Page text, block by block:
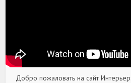
Добро пожаловать на сайт